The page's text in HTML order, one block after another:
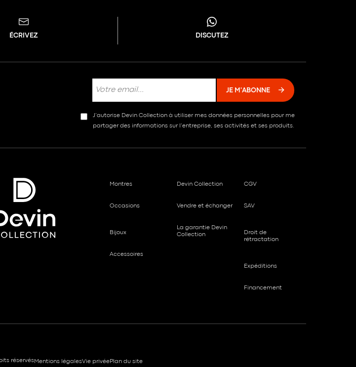
ÉCRIVEZ DISCUTEZ
JE M'ABONNE
J’autorise Devin Collection à utiliser mes données personnelles pour me
partager des informations sur l’entreprise, ses activités et ses produits.
Montres
Occasions
Bijoux
Accessoires
Devin Collection
Vendre et échanger
La garantie Devin
Collection
CGV
SAV
Droit de
rétractation
Expéditions
Financement
réservésMentions légalesVie privéePlan du site